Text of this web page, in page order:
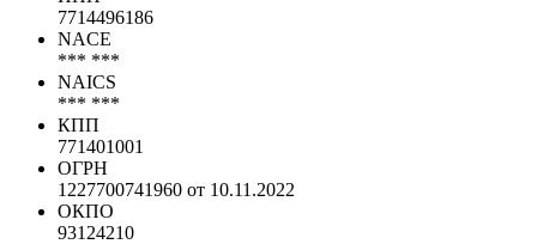
7714496186
NACE
*** ***
NAICS
*** ***
КПП
771401001
ОГРН
1227700741960 от 10.11.2022
ОКПО
93124210